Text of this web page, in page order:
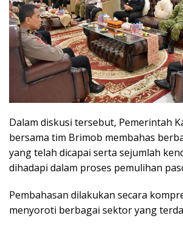
Dalam diskusi tersebut, Pemerintah
bersama tim Brimob membahas
yang telah dicapai serta sejumlah
dihadapi dalam proses pemulihan
Pembahasan dilakukan secara
menyoroti berbagai sektor yang